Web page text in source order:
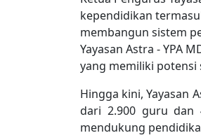
kependidikan
membangun sistem
Yayasan Astra - YPA
yang memiliki potensi
Hingga kini, Yayasan
dari 2.900 guru dan
mendukung